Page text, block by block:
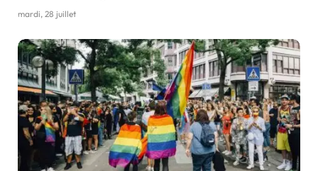
mardi, 28 juillet